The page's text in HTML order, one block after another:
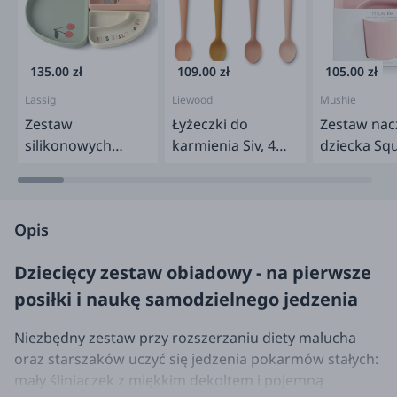
135.00 zł
Lassig
Zestaw
silikonowych
Fruit Cherry
109.00 zł
Liewood
Łyżeczki do
karmienia Siv, 4
105.00 zł
Mushie
Zestaw
dziecka
Opis
Dziecięcy zestaw obiadowy - na pierwsze
posiłki i naukę samodzielnego jedzenia
Niezbędny zestaw przy rozszerzaniu diety malucha
oraz starszaków uczyć się jedzenia pokarmów stałych:
mały śliniaczek z miękkim dekoltem i pojemną